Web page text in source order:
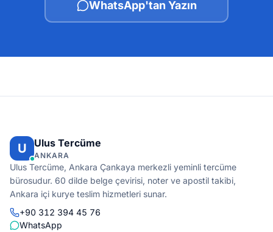
WhatsApp'tan Yazın
U Ulus Tercüme
ANKARA
Ulus Tercüme, Ankara Çankaya merkezli yeminli tercüme
bürosudur. 60 dilde belge çevirisi, noter ve apostil takibi,
Ankara içi kurye teslim hizmetleri sunar.
+90 312 394 45 76
WhatsApp